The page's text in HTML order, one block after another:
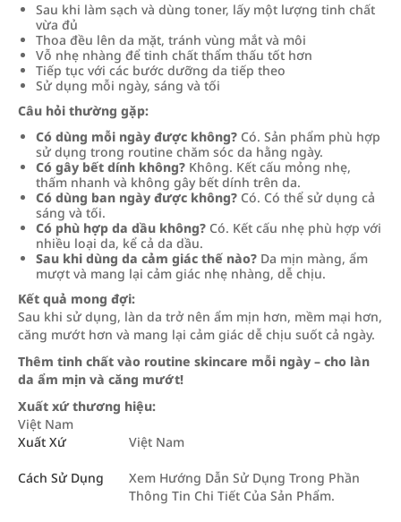
Sau khi làm sạch và dùng toner, lấy một lượng tinh chất
vừa đủ
Thoa đều lên da mặt, tránh vùng mắt và môi
Vỗ nhẹ nhàng để tinh chất thẩm thấu tốt hơn
Tiếp tục với các bước dưỡng da tiếp theo
Sử dụng mỗi ngày, sáng và tối
Câu hỏi thường gặp:
Có dùng mỗi ngày được không? Có. Sản phẩm phù hợp
sử dụng trong routine chăm sóc da hằng ngày.
Có gây bết dính không? Không. Kết cấu mỏng nhẹ,
thấm nhanh và không gây bết dính trên da.
Có dùng ban ngày được không? Có. Có thể sử dụng cả
sáng và tối.
Có phù hợp da dầu không? Có. Kết cấu nhẹ phù hợp với
nhiều loại da, kể cả da dầu.
Sau khi dùng da cảm giác thế nào? Da mịn màng, ẩm
mượt và mang lại cảm giác nhẹ nhàng, dễ chịu.
Kết quả mong đợi:
Sau khi sử dụng, làn da trở nên ẩm mịn hơn, mềm mại hơn,
căng mướt hơn và mang lại cảm giác dễ chịu suốt cả ngày.
Thêm tinh chất vào routine skincare mỗi ngày – cho làn
da ẩm mịn và căng mướt!
Xuất xứ thương hiệu:
Việt Nam
Xuất Xứ
Việt Nam
Cách Sử Dụng
Xem Hướng Dẫn Sử Dụng Trong Phần
Thông Tin Chi Tiết Của Sản Phẩm.